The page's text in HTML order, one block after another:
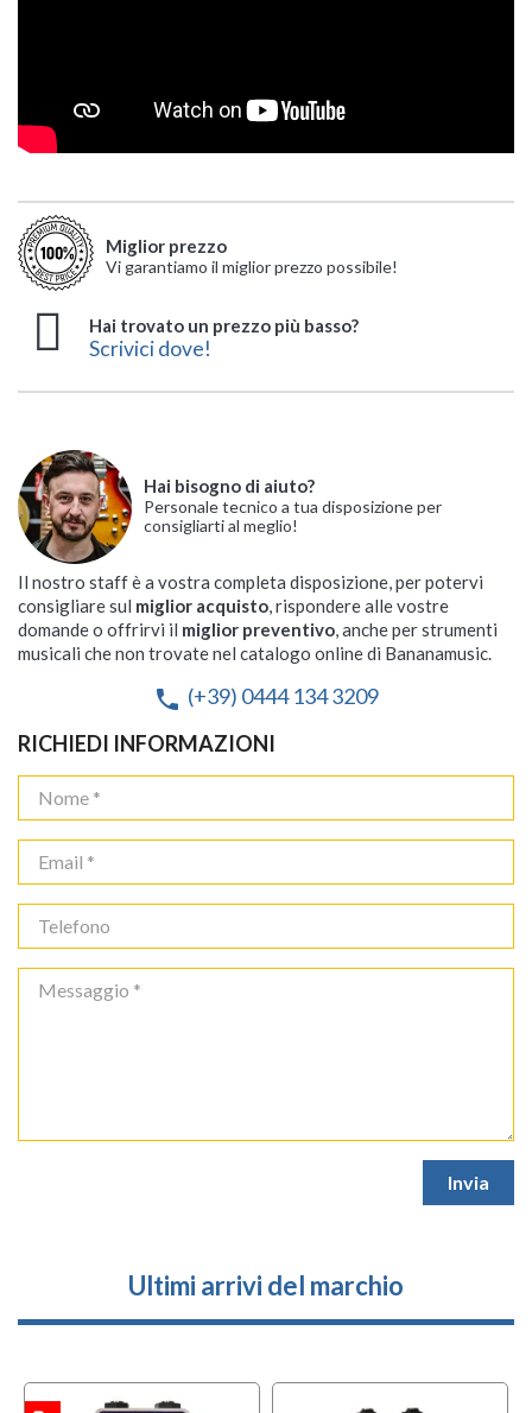
Miglior prezzo
Vi garantiamo il miglior prezzo possibile!
Hai trovato un prezzo più basso?
Scrivici dove!
Hai bisogno di aiuto?
Personale tecnico a tua disposizione per
consigliarti al meglio!
Il nostro staff è a vostra completa disposizione, per potervi
consigliare sul miglior acquisto, rispondere alle vostre
domande o offrirvi il miglior preventivo, anche per strumenti
musicali che non trovate nel catalogo online di Bananamusic.
phone (+39) 0444 134 3209
RICHIEDI INFORMAZIONI
Ultimi arrivi del marchio